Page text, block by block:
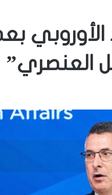
الأوروبي
العنصري”